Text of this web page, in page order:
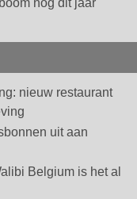
nog dit jaar
nieuw restaurant
uit aan
Belgium is het al